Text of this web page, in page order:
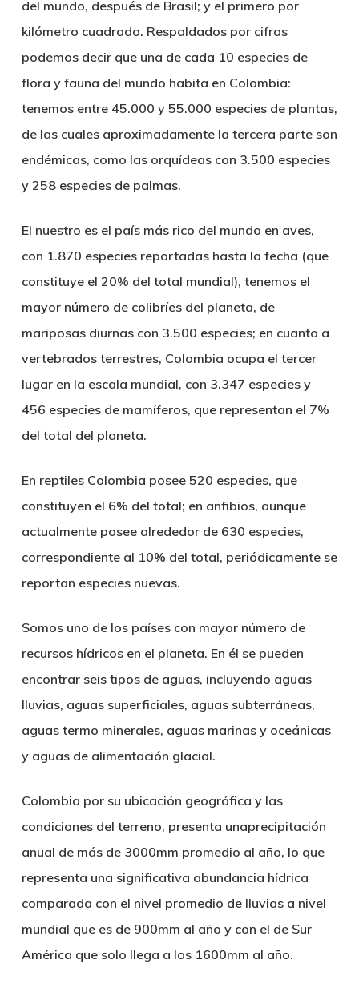
del mundo, después de Brasil; y el primero por
kilómetro cuadrado. Respaldados por cifras
podemos decir que una de cada 10 especies de
flora y fauna del mundo habita en Colombia:
tenemos entre 45.000 y 55.000 especies de plantas,
de las cuales aproximadamente la tercera parte son
endémicas, como las orquídeas con 3.500 especies
y 258 especies de palmas.
El nuestro es el país más rico del mundo en aves,
con 1.870 especiesreportadas hasta la fecha (que
constituye el 20% del total mundial), tenemos el
mayor número de colibríes del planeta, de
mariposas diurnas con 3.500 especies; en cuanto a
vertebrados terrestres, Colombia ocupa el tercer
lugar en la escala mundial, con 3.347 especies y
456 especies de mamíferos, que representan el 7%
del total del planeta.
En reptiles Colombia posee 520 especies, que
constituyen el 6% del total; en anfibios, aunque
actualmente posee alrededor de 630 especies,
correspondiente al 10% del total, periódicamente se
reportan especies nuevas.
Somos uno de los países con mayor número de
recursos hídricos en el planeta. En él se pueden
encontrar seis tipos de aguas, incluyendo aguas
lluvias, aguas superficiales, aguas subterráneas,
aguas termo minerales, aguas marinas y oceánicas
y aguas de alimentación glacial.
Colombia por su ubicación geográfica y las
condiciones del terreno, presenta unaprecipitación
anual de más de 3000mm promedio al año, lo que
representa una significativa abundancia hídrica
comparada con el nivel promedio de lluvias a nivel
mundial que es de 900mm al año y con el de Sur
América que solo llega a los 1600mm al año.